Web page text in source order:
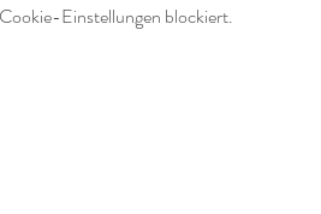
Einstellungen blockiert.